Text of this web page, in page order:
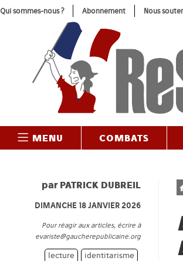
Qui sommes-nous ? Abonnement Nous
MENU COMBATS
par PATRICK DUBREIL
DIMANCHE 18 JANVIER 2026
Pour réagir aux articles, écrire à
evariste@gaucherepublicaine.org
identitarisme
lecture